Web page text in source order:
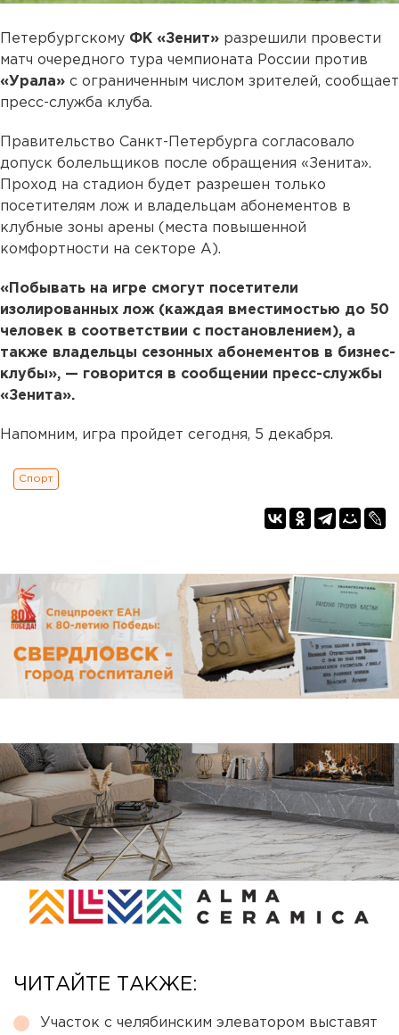
Петербургскому ФК «Зенит» разрешили провести
матч очередного тура чемпионата России против
«Урала» с ограниченным числом зрителей, сообщает
пресс-служба клуба.
Правительство Санкт-Петербурга согласовало
допуск болельщиков после обращения «Зенита».
Проход на стадион будет разрешен только
посетителям лож и владельцам абонементов в
клубные зоны арены (места повышенной
комфортности на секторе А).
«Побывать на игре смогут посетители
изолированных лож (каждая вместимостью до 50
человек в соответствии с постановлением), а
также владельцы сезонных абонементов в бизнес-
клубы», — говорится в сообщении пресс-службы
«Зенита».
Напомним, игра пройдет сегодня, 5 декабря.
Спорт
ЧИТАЙТЕ ТАКЖЕ:
Участок с челябинским элеватором выставят